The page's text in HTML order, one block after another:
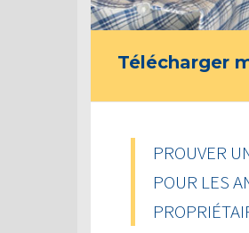
Télécharger
PROUVER
POUR LES